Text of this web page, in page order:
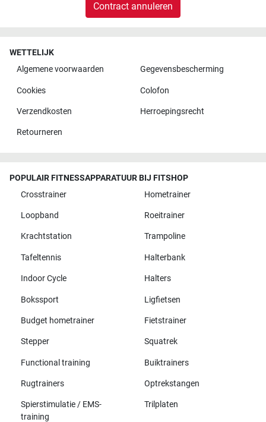
Contract annuleren
WETTELIJK
Algemene voorwaarden
Gegevensbescherming
Cookies Colofon
Verzendkosten Herroepingsrecht
Retourneren
POPULAIR FITNESSAPPARATUUR BIJ FITSHOP
Crosstrainer
Hometrainer
Loopband Roeitrainer
Krachtstation Trampoline
Tafeltennis Halterbank
Indoor Cycle Halters
Bokssport Ligfietsen
Budget hometrainer Fietstrainer
Stepper Squatrek
Functional training Buiktrainers
Rugtrainers Optrekstangen
Spierstimulatie / EMS-
training
Trilplaten